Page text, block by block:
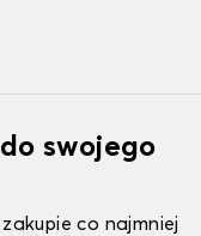
swojego
co najmniej